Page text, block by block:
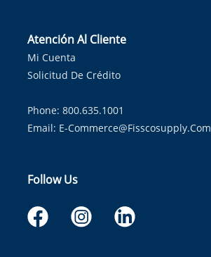
Atención Al Cliente
Mi Cuenta
Solicitud De Crédito
Phone: 800.635.1001
Email: E-Commerce@fisscosupply.com
Follow Us